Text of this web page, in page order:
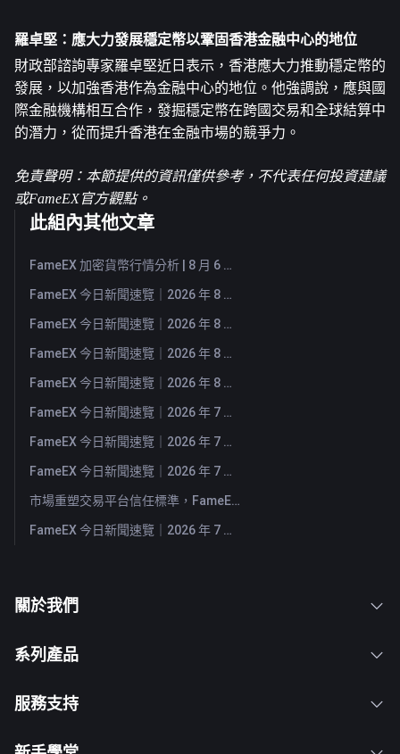
羅卓堅：應大力發展穩定幣以鞏固香港金融中心的地位
財政部諮詢專家羅卓堅近日表示，香港應大力推動穩定幣的
發展，以加強香港作為金融中心的地位。他強調說，應與國
際金融機構相互合作，發掘穩定幣在跨國交易和全球結算中
的潛力，從而提升香港在金融市場的競爭力。
免責聲明：本節提供的資訊僅供參考，不代表任何投資建議
或FameEX官方觀點。
此組內其他文章
FameEX 加密貨幣行情分析 | 8 月 6 日, 2026
FameEX 今日新聞速覽｜2026 年 8 月 6 日
FameEX 今日新聞速覽｜2026 年 8 月 5 日
FameEX 今日新聞速覽｜2026 年 8 月 4 日
FameEX 今日新聞速覽｜2026 年 8 月 3 日
FameEX 今日新聞速覽｜2026 年 7 月 31 日
FameEX 今日新聞速覽｜2026 年 7 月 30 日
FameEX 今日新聞速覽｜2026 年 7 月 29 日
市場重塑交易平台信任標準，FameEX 以八年穩健營運持續服務全球用戶
FameEX 今日新聞速覽｜2026 年 7 月 28 日
關於我們
系列產品
服務支持